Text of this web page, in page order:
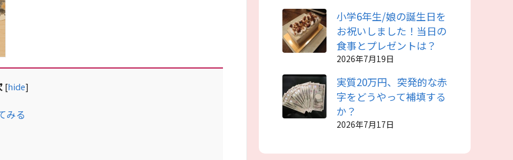
[hide]
みる
小学6年生/娘の誕生日を
お祝いしました！当日の
食事とプレゼントは？
2026年7月19日
実質20万円、突発的な赤
字をどうやって補填する
か？
2026年7月17日